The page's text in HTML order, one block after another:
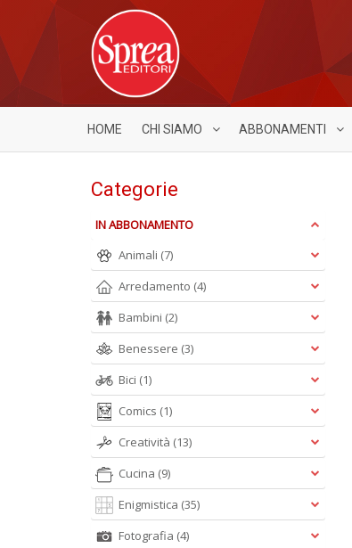
HOME CHI SIAMO ABBONAMENTI
Categorie
IN ABBONAMENTO
Animali (7)
Arredamento (4)
Bambini (2)
Benessere (3)
Bici (1)
Comics (1)
Creatività (13)
Cucina (9)
Enigmistica (35)
Fotografia (4)